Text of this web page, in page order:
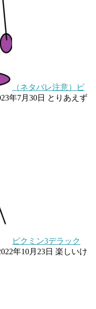
（ネタバレ注意）ピ
年7月30日 とりあえず
ピクミン3デラック
年10月23日 楽しいけ